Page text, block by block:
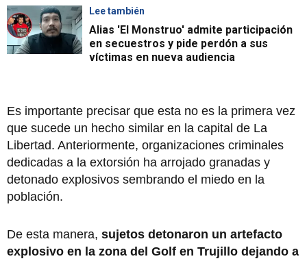
Lee también
Alias 'El Monstruo' admite participación
en secuestros y pide perdón a sus
víctimas en nueva audiencia
Es importante precisar que esta no es la primera vez
que sucede un hecho similar en la capital de La
Libertad. Anteriormente, organizaciones criminales
dedicadas a la extorsión ha arrojado granadas y
detonado explosivos sembrando el miedo en la
población.
De esta manera, sujetos detonaron un artefacto
explosivo en la zona del Golf en Trujillo dejando a